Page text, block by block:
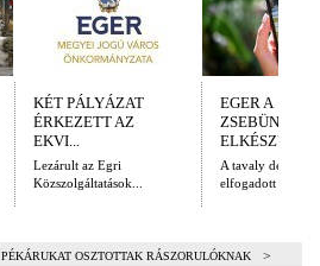
KÉT PÁLYÁZAT
ÉRKEZETT AZ
EKVI...
Lezárult az Egri
Közszolgáltatások...
EGER A
ELKÉSZÜLT
A tavaly
elfogadott
PÉKÁRUKAT OSZTOTTAK RÁSZORULÓKNAK >